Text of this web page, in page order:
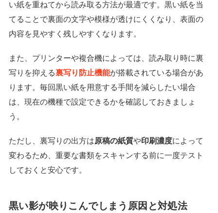
い紙を重ねてから読み取る方法が最適です。黒い紙を当
てることで裏面の文字や模様が透けにくくなり、表面の
内容を見やすく残しやすくなります。
また、プリンターや複合機によっては、読み取り時に裏
写りを抑える裏写り防止機能が搭載されている場合があ
ります。毎回黒い紙を用意する手間を減らしたい場合
は、現在の機種で設定できるかを確認しておきましょ
う。
ただし、裏写りの出方は原稿の紙質や印刷濃度によって
変わるため、重要な書類をスキャンする前に一度テスト
しておくと安心です。
黒い影が映りこんでしまう原因と対処法